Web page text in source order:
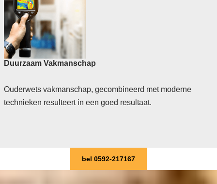
Duurzaam Vakmanschap
Ouderwets vakmanschap, gecombineerd met moderne
technieken resulteert in een goed resultaat.
bel 0592-217167